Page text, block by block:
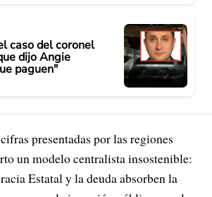
caso del coronel
dijo Angie
paguen"
presentadas por las regiones
un modelo centralista insostenible:
Estatal y la deuda absorben la